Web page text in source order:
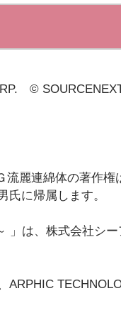
　©
流麗連綿体の著作権
氏に帰属します。
」は、株式会社シ
ARPHIC